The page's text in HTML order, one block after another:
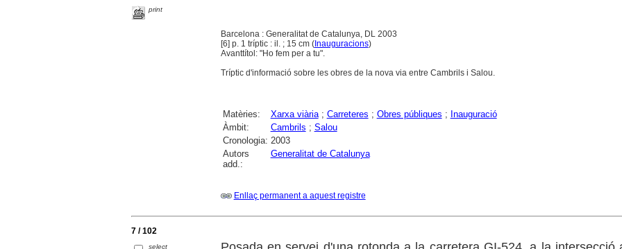
print
Barcelona : Generalitat de Catalunya, DL 2003
[6] p. 1 tríptic : il. ; 15 cm (Inauguracions)
Avanttítol: "Ho fem per a tu".
Tríptic d'informació sobre les obres de la nova via entre Cambrils i Salou.
Matèries: Xarxa viària; Carreteres ; Obres públiques ; Inauguració
Àmbit:
Cambrils ; Salou
Cronologia: 2003
Autors
add.:
Generalitat de Catalunya
Enllaç permanent a aquest registre
7 / 102
select